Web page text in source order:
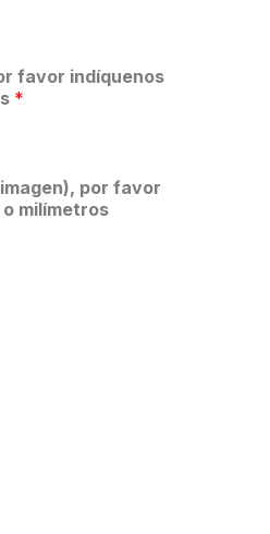
favor indíquenos
*
por favor
milímetros